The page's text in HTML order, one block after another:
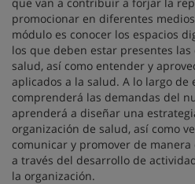
promocionar en diferentes
módulo es conocer los espacios
los que deben estar presentes
salud, así como entender y
aplicados a la salud. A lo largo de
comprenderá las demandas del
aprenderá a diseñar una
organización de salud, así como
comunicar y promover de
a través del desarrollo de
la organización.